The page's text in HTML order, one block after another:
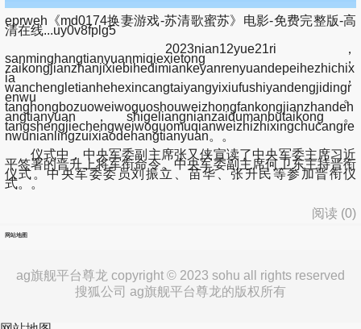
eprweh《md0174换妻游戏-苏清歌蜜苏》电影-免费完整版-高
清在线...uy0v8fplg5
2023nian12yue21ri，
sanminghangtianyuanmiqiexietong，
zaikongjianzhanjixiebihedimiankeyanrenyuandepeihezhichix
ia，
wanchengletianhehexincangtaiyangyixiufushiyandengjidingr
enwu。
tanghongbozuoweiwoguoshouweizhongfankongjianzhandeh
angtianyuan，shigeliangnianzaidumanbutaikong。
tangshengjiechengweiwoguomuqianweizhizhixingchucangre
nwunianlingzuixiaodehangtianyuan。。
仪式中，中央军委副主席张又侠宣读了中央军委主席习近
平签署的晋升上将军衔命令。中央军委副主席何卫东主持晋衔
仪式。中央军委委员刘振立、苗华、张升民等参加晋衔仪
式。。
阅读 (0)
网站地图
ag旗舰平台尊龙 copyright © 2023 sohu all rights reserved
搜狐公司 ag旗舰平台尊龙的版权所有